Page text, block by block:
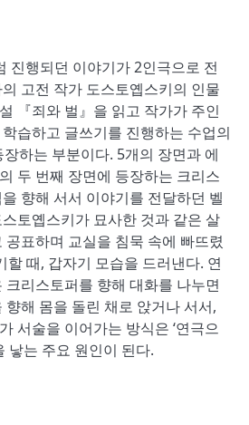
진행되던 이야기가 2인극으로 전
고전 작가 도스토옙스키의 인물
『죄와 벌』을 읽고 작가가 주인
습하고 글쓰기를 진행하는 수업의
장하는 부분이다. 5개의 장면과 에
두 번째 장면에 등장하는 크리스
향해 서서 이야기를 전달하던 벨
토옙스키가 묘사한 것과 같은 살
표하며 교실을 침묵 속에 빠뜨렸
할 때, 갑자기 모습을 드러낸다. 연
리스토퍼를 향해 대화를 나누면
해 몸을 돌린 채로 앉거나 서서,
서술을 이어가는 방식은 ‘연극으
낳는 주요 원인이 된다.